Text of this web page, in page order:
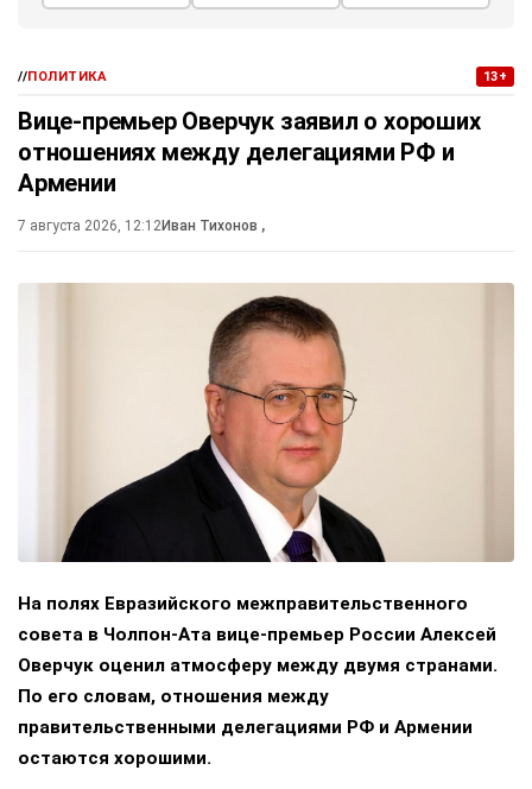
//ПОЛИТИКА 13+
Вице-премьер Оверчук заявил о хороших
отношениях между делегациями РФ и
Армении
7 августа 2026, 12:12Иван Тихонов ,
На полях Евразийского межправительственного
совета в Чолпон-Ата вице-премьер России Алексей
Оверчук оценил атмосферу между двумя странами.
По его словам, отношения между
правительственными делегациями РФ и Армении
остаются хорошими.